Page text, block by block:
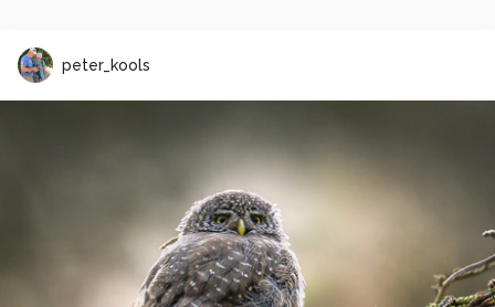
peter_kools